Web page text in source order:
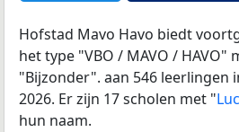
Hofstad Mavo Havo biedt
het type "VBO / MAVO / HAVO"
"Bijzonder". aan 546 leerlingen
2026. Er zijn 17 scholen met "
hun naam.